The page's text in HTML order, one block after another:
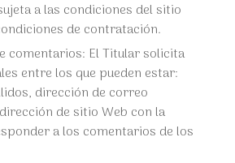
a las condiciones del sitio
de contratación.
comentarios: El Titular solicita
entre los que pueden estar:
dirección de correo
de sitio Web con la
a los comentarios de los